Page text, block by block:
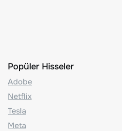
Popüler Hisseler
Adobe
Netflix
Tesla
Meta